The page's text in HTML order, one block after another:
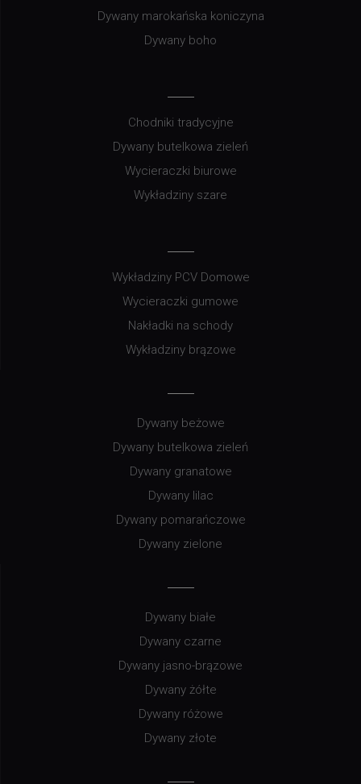
Dywany marokańska koniczyna
Dywany boho
Chodniki tradycyjne
Dywany butelkowa zieleń
Wycieraczki biurowe
Wykładziny szare
Wykładziny PCV Domowe
Wycieraczki gumowe
Nakładki na schody
Wykładziny brązowe
Dywany beżowe
Dywany butelkowa zieleń
Dywany granatowe
Dywany lilac
Dywany pomarańczowe
Dywany zielone
Dywany białe
Dywany czarne
Dywany jasno-brązowe
Dywany żółte
Dywany różowe
Dywany złote